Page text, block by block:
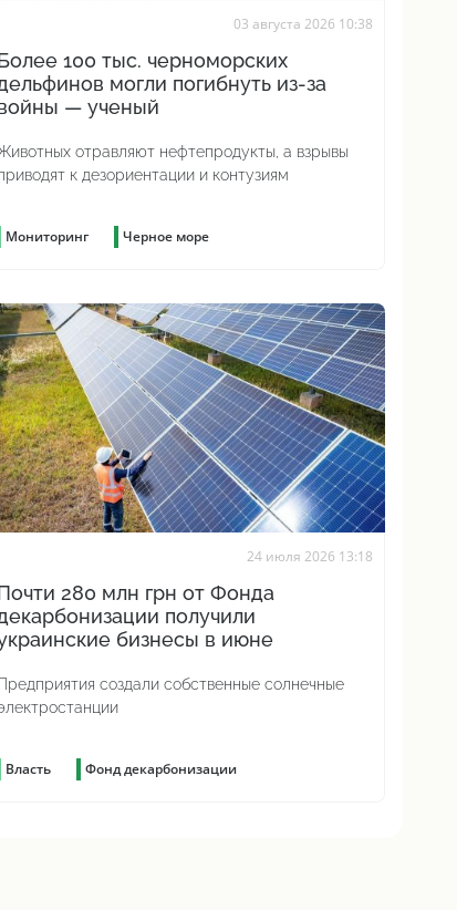
03 августа 2026 10:38
100 тыс. черноморских
могли погибнуть из-за
— ученый
отравляют нефтепродукты, а взрывы
к дезориентации и контузиям
Мониторинг Черное море
24 июля 2026 13:18
280 млн грн от Фонда
получили
бизнесы в июне
Предприятия создали собственные солнечные
Власть Фонд декарбонизации